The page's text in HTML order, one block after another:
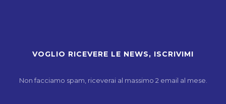
Non facciamo spam, riceverai al massimo 2 email al mese.